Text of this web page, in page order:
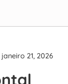
janeiro 21, 2026